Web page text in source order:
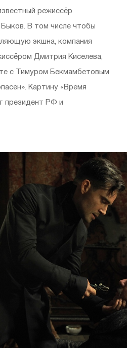
режиссёр
В том числе чтобы
экшна, компания
Дмитрия Киселева,
с Тимуром Бекмамбетовым
Картину «Время
президент РФ и